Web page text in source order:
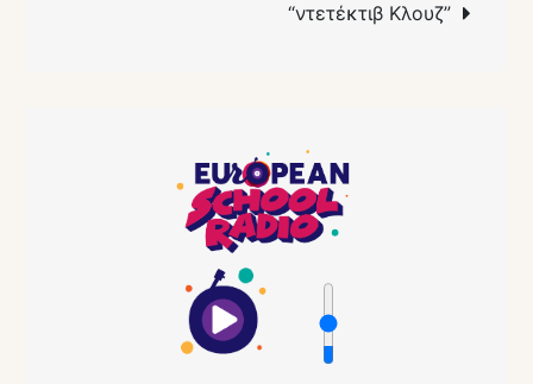
“ντετέκτιβ Κλουζ”